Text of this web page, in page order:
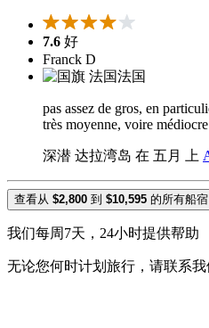
7.6 好
Franck D
法国
pas assez de gros, en
très moyenne, voire médiocre
深潜 达拉湾岛 在 五月 上
查看从 $2,800 到 $10,595 的所有船宿
我们每周7天，24小时提供帮助
无论您何时计划旅行，请联系我